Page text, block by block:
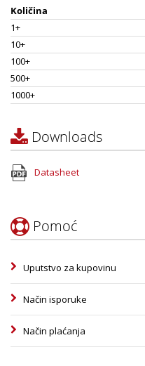
Količina
1+
10+
100+
500+
1000+
Downloads
Datasheet
Pomoć
Uputstvo za kupovinu
Način isporuke
Način plaćanja